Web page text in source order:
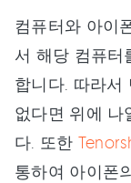
컴퓨터와 아이
서 해당 컴퓨터
합니다. 따라서
없다면 위에 나
다. 또한
통하여 아이폰